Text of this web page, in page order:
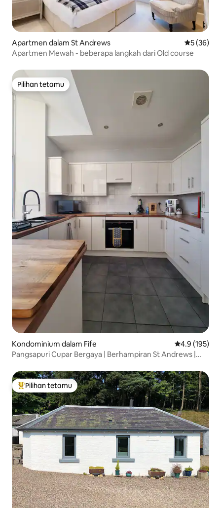
Apartmen dalam St Andrews Penarafan
5 (36)
Apartmen Mewah - beberapa langkah dari Old course
Pilihan tetamu
Pilihan tetamu
Kondominium dalam Fife Penarafan
4.9 (195)
Pangsapuri Cupar Bergaya | Berhampiran St Andrews |
Pilihan utama tetamu
Pilihan tetamu